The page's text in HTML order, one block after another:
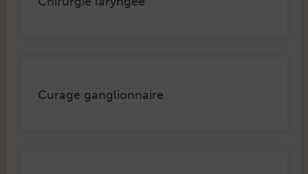
Curage ganglionnaire